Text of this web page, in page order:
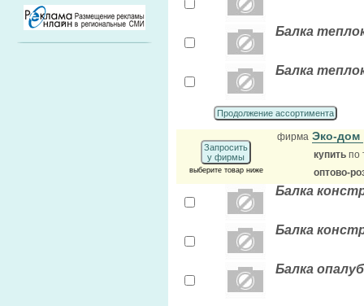
Балка
Балка
Продолжение ассортимента
Запросить
у фирмы
выберите товар ниже
фирма Эко-дом
купить по
оптово-
Балка
Балка
Балка